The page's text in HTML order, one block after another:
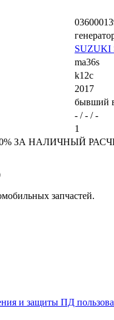
SUZUKI
ma36s
k12c
2017
бывший
- / - / -
1
НАЛИЧНЫЙ РАСЧЕТ!
запчастей.
и защиты ПД